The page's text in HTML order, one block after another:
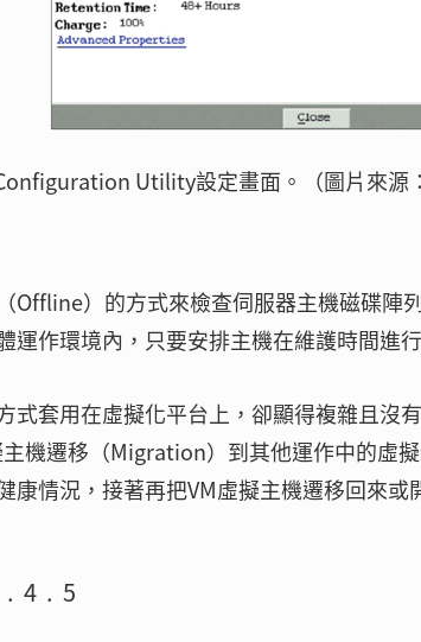
Utility設定畫面。（圖片來源
Offline）的方式來檢查伺服器主機磁碟陣
運作環境內，只要安排主機在維護時間進
式套用在虛擬化平台上，卻顯得複雜且沒
機遷移（Migration）到其他運作中的虛
康情況，接著再把VM虛擬主機遷移回來或
4 5